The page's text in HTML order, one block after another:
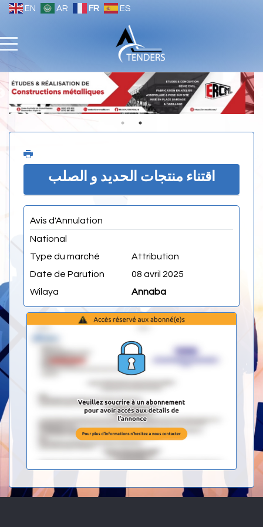
EN AR FR ES
اقتناء منتجات الحديد و الصلب
Avis d'Annulation
National
Type du marché
Attribution
Date de Parution
08 avril 2025
Wilaya
Annaba